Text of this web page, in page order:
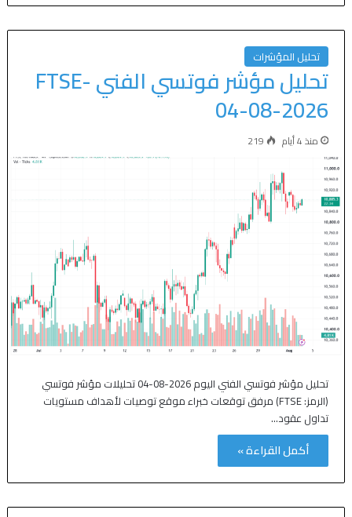
تحليل المؤشرات
تحليل مؤشر فوتسي الفني FTSE-
04-08-2026
منذ 4 أيام 219
تحليل مؤشر فوتسي الفني اليوم 2026-08-04 تحليلات مؤشر فوتسي
(الرمز: FTSE) مرفق توقعات خبراء موقع توصيات لأهداف مستويات
تداول عقود…
أكمل القراءة »